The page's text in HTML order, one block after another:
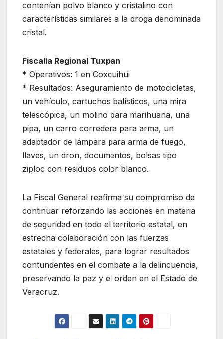
contenían polvo blanco y cristalino con
características similares a la droga denominada
cristal.
Fiscalía Regional Tuxpan
* Operativos: 1 en Coxquihui
* Resultados: Aseguramiento de motocicletas,
un vehículo, cartuchos balísticos, una mira
telescópica, un molino para marihuana, una
pipa, un carro corredera para arma, un
adaptador de lámpara para arma de fuego,
llaves, un dron, documentos, bolsas tipo
ziploc con residuos color blanco.
La Fiscal General reafirma su compromiso de
continuar reforzando las acciones en materia
de seguridad en todo el territorio estatal, en
estrecha colaboración con las fuerzas
estatales y federales, para lograr resultados
contundentes en el combate a la delincuencia,
preservando la paz y el orden en el Estado de
Veracruz.